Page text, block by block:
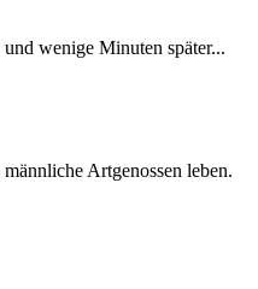
wenige Minuten später...
Artgenossen leben.